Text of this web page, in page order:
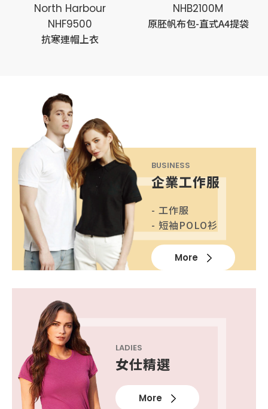
North Harbour
NHF9500
抗寒連帽上衣
NHB2100M
原胚帆布包-直式A4提袋
BUSINESS
企業工作服
- 工作服
- 短袖POLO衫
More
LADIES
女仕精選
More